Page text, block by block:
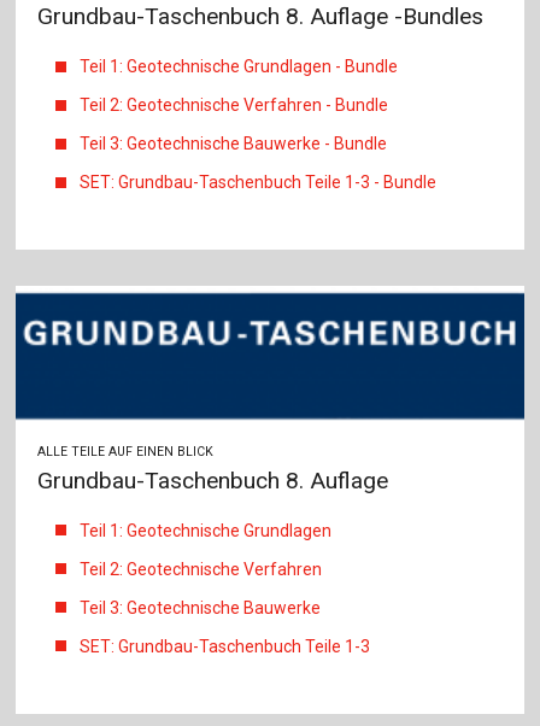
Grundbau-Taschenbuch 8. Auflage -Bundles
Teil 1: Geotechnische Grundlagen - Bundle
Teil 2: Geotechnische Verfahren - Bundle
Teil 3: Geotechnische Bauwerke - Bundle
SET: Grundbau-Taschenbuch Teile 1-3 - Bundle
ALLE TEILE AUF EINEN BLICK
Grundbau-Taschenbuch 8. Auflage
Teil 1: Geotechnische Grundlagen
Teil 2: Geotechnische Verfahren
Teil 3: Geotechnische Bauwerke
SET: Grundbau-Taschenbuch Teile 1-3